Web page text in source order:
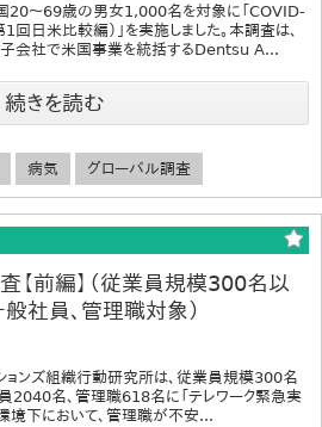
20～69歳の男女1,000名を対象に「COVID-
日米比較編）」を実施しました。本調査は、
子会社で米国事業を統括するDentsu A...
続きを読む
病気 グローバル調査
【前編】（従業員規模300名以
社員、管理職対象）
ションズ組織行動研究所は、従業員規模300名
2040名、管理職618名に「テレワーク緊急実
環境下において、管理職が不安...